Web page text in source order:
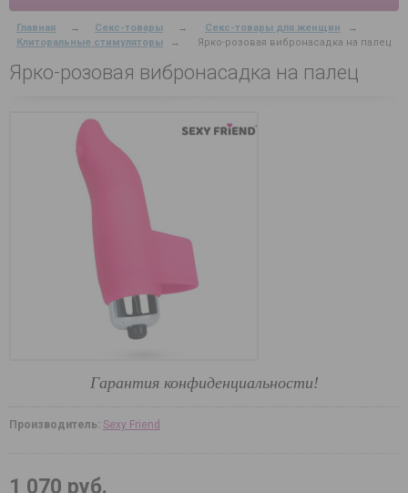
Главная → Секс-товары → Секс-товары для женщин
→
Клиторальные стимуляторы
→ Ярко-розовая вибронасадка на палец
Ярко-розовая вибронасадка на палец
Гарантия конфиденциальности!
Производитель: Sexy Friend
1 070 руб.